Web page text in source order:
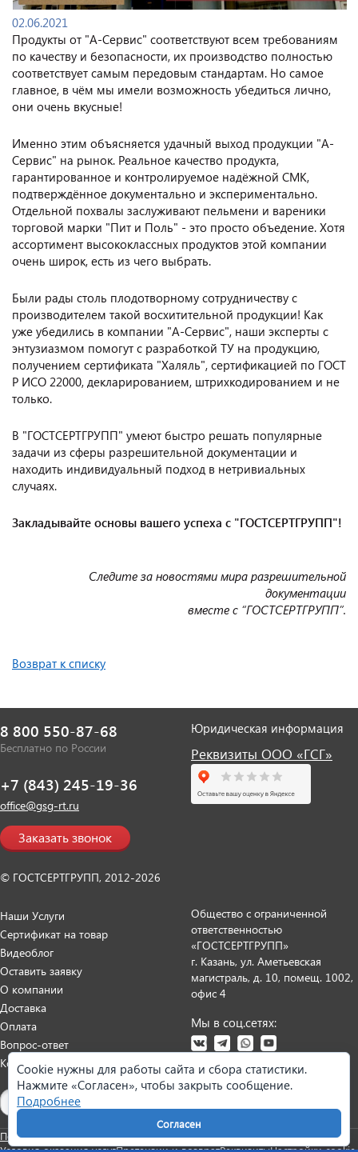
02.06.2021
Продукты от "А-Сервис" соответствуют всем требованиям
по качеству и безопасности, их производство полностью
соответствует самым передовым стандартам. Но самое
главное, в чём мы имели возможность убедиться лично,
они очень вкусные!
Именно этим объясняется удачный выход продукции "А-
Сервис" на рынок. Реальное качество продукта,
гарантированное и контролируемое надёжной СМК,
подтверждённое документально и экспериментально.
Отдельной похвалы заслуживают пельмени и вареники
торговой марки "Пит и Поль" - это просто объедение. Хотя
ассортимент высококлассных продуктов этой компании
очень широк, есть из чего выбрать.
Были рады столь плодотворному сотрудничеству с
производителем такой восхитительной продукции! Как
уже убедились в компании "А-Сервис", наши эксперты с
энтузиазмом помогут с разработкой ТУ на продукцию,
получением сертификата "Халяль", сертификацией по ГОСТ
Р ИСО 22000, декларированием, штрихкодированием и не
только.
В "ГОСТСЕРТГРУПП" умеют быстро решать популярные
задачи из сферы разрешительной документации и
находить индивидуальный подход в нетривиальных
случаях.
Закладывайте основы вашего успеха с "ГОСТСЕРТГРУПП"!
Следите за новостями мира разрешительной
документации
вместе с “ГОСТСЕРТГРУПП”.
Возврат к списку
8 800 550-87-68
Бесплатно по России
+7 (843) 245-19-36
office@gsg-rt.ru
Заказать звонок
© ГОСТСЕРТГРУПП, 2012-2026
Юридическая информация
Реквизиты ООО «ГСГ»
Наши Услуги
Сертификат на товар
Видеоблог
Оставить заявку
О компании
Доставка
Оплата
Вопрос-ответ
Контакты
Общество с ограниченной
ответственностью
«ГОСТСЕРТГРУПП»
г. Казань, ул. Аметьевская
магистраль, д. 10, помещ. 1002,
офис 4
Мы в соц.сетях:
Политика персональных данныхСогласие на обработку данных
Cookie нужны для работы сайта и сбора статистики.
Нажмите «Согласен», чтобы закрыть сообщение.
Подробнее
Согласен